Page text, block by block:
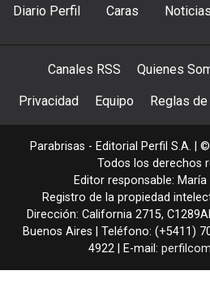
Diario Perfil Caras Noticias
Canales RSS Quienes
Privacidad Equipo Reglas
Parabrisas - Editorial Perfil S.A. |
Todos los derechos
Editor responsable:
Registro de la propiedad
Dirección: California 2715,
Buenos Aires | Teléfono: (+5411)
4922 | E-mail: